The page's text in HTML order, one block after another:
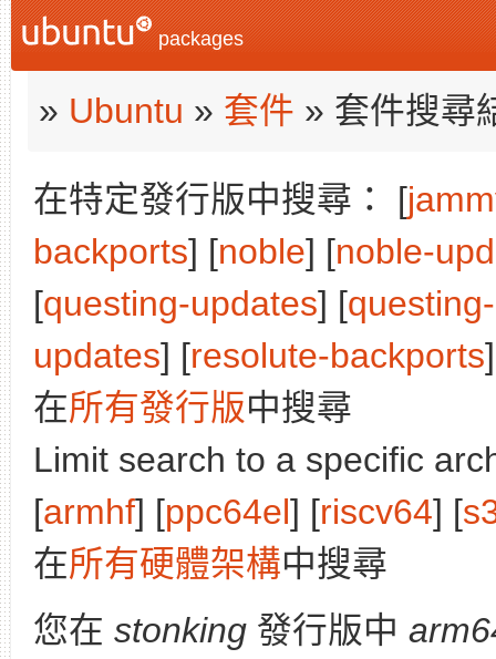
packages
» Ubuntu » 套件 » 套件搜尋
在特定發行版中搜尋： [
backports] [noble] [noble-
[questing-updates] [
updates] [resolute-backports
在所有發行版中搜尋
Limit search to a specific
[armhf] [ppc64el] [riscv64] [
在所有硬體架構中搜尋
您在 stonking 發行版中